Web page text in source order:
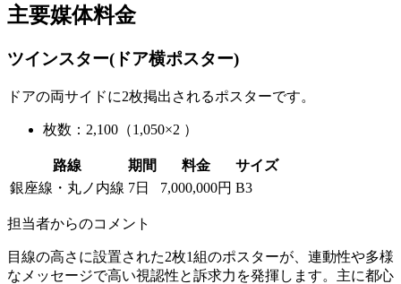
主要媒体料金
ツインスター(ドア横ポスター)
ドアの両サイドに2枚掲出されるポスターです。
枚数：2,100（1,050×2 ）
路線 期間 料金
サイズ
銀座線・丸ノ内線 7日 7,000,000円 B3
担当者からのコメント
目線の高さに設置された2枚1組のポスターが、連動性や多様
なメッセージで高い視認性と訴求力を発揮します。主に都心